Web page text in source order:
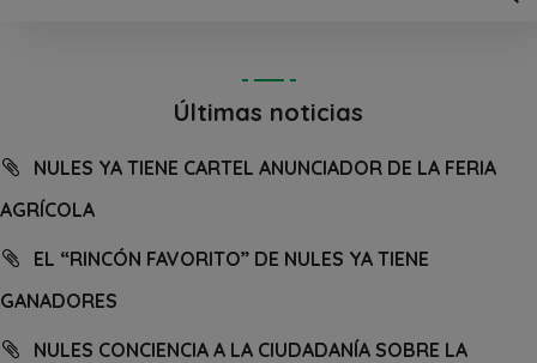
Últimas noticias
NULES YA TIENE CARTEL ANUNCIADOR DE LA FERIA
AGRÍCOLA
EL “RINCÓN FAVORITO” DE NULES YA TIENE
GANADORES
NULES CONCIENCIA A LA CIUDADANÍA SOBRE LA